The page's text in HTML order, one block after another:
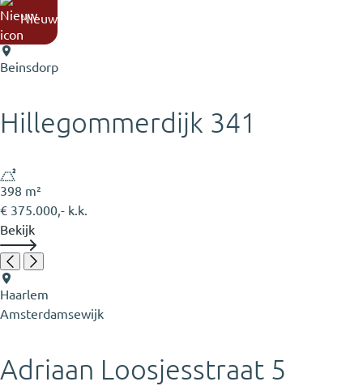
Nieuw
Beinsdorp
Hillegommerdijk 341
398 m²
€ 375.000,- k.k.
Bekijk
Haarlem
Amsterdamsewijk
Adriaan Loosjesstraat 5